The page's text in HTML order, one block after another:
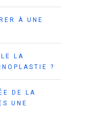
À UNE
LA
?
DE LA
UNE